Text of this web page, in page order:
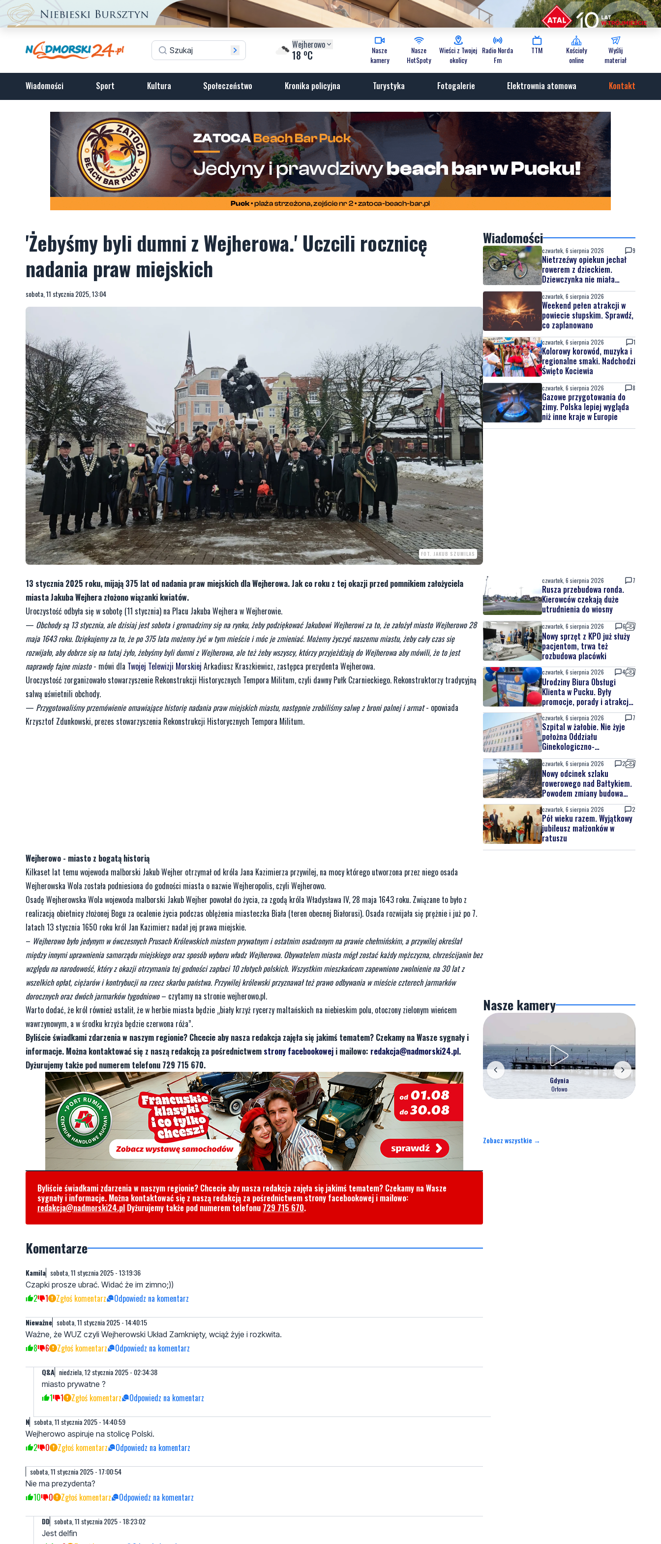
Wejherowo
18 oC
Nasze
kamery
Nasze
HotSpoty
Wieści z Twojej
okolicy
Radio Norda
Fm
TTM
Kościoły
online
Wyślij
materiał
Wiadomości Sport Kultura Społeczeństwo Kronika policyjna Turystyka Fotogalerie Elektrownia atomowa Kontakt
'Żebyśmy byli dumni z Wejherowa.' Uczcili rocznicę
nadania praw miejskich
sobota, 11 stycznia 2025, 13:04
FOT. JAKUB SZUMILAS
13 stycznia 2025 roku, mijają 375 lat od nadania praw miejskich dla Wejherowa. Jak co roku z tej okazji przed pomnikiem założyciela
miasta Jakuba Wejhera złożono wiązanki kwiatów.
Uroczystość odbyła się w sobotę (11 stycznia) na Placu Jakuba Wejhera w Wejherowie.
— Obchody są 13 stycznia, ale dzisiaj jest sobota i gromadzimy się na rynku, żeby podziękować Jakubowi Wejherowi za to, że założył miasto Wejherowo 28
maja 1643 roku. Dziękujemy za to, że po 375 lata możemy żyć w tym mieście i móc je zmieniać. Możemy życzyć naszemu miastu, żeby cały czas się
rozwijało, aby dobrze się na tutaj żyło, żebyśmy byli dumni z Wejherowa, ale też żeby wszyscy, którzy przyjeżdżają do Wejherowa aby mówili, że to jest
naprawdę fajne miasto- mówi dla Twojej Telewizji Morskiej Arkadiusz Kraszkiewicz, zastępca prezydenta Wejherowa.
Uroczystość zorganizowało stowarzyszenie Rekonstrukcji Historycznych Tempora Militum, czyli dawny Pułk Czarnieckiego. Rekonstruktorzy tradycyjną
salwą uświetnili obchody.
— Przygotowaliśmy przemówienie omawiające historię nadania praw miejskich miastu, następnie zrobiliśmy salwę z broni palnej i armat- opowiada
Krzysztof Zdunkowski, prezes stowarzyszenia Rekonstrukcji Historycznych Tempora Militum.
Wejherowo - miasto z bogatą historią
Kilkaset lat temu wojewoda malborski Jakub Wejher otrzymał od króla Jana Kazimierza przywilej, na mocy którego utworzona przez niego osada
Wejherowska Wola została podniesiona do godności miasta o nazwie Wejheropolis, czyli Wejherowo.
Osadę Wejherowska Wola wojewoda malborski Jakub Wejher powołał do życia, za zgodą króla Władysława IV, 28 maja 1643 roku. Związane to było z
realizacją obietnicy złożonej Bogu za ocalenie życia podczas oblężenia miasteczka Biała (teren obecnej Białorusi). Osada rozwijała się prężnie i już po 7.
latach 13 stycznia 1650 roku król Jan Kazimierz nadał jej prawa miejskie.
– Wejherowo było jedynym w ówczesnych Prusach Królewskich miastem prywatnym i ostatnim osadzonym na prawie chełmińskim, a przywilej określał
między innymi uprawnienia samorządu miejskiego oraz sposób wyboru władz Wejherowa. Obywatelem miasta mógł zostać każdy mężczyzna, chrześcijanin bez
względu na narodowość, który z okazji otrzymania tej godności zapłaci 10 złotych polskich. Wszystkim mieszkańcom zapewniono zwolnienie na 30 lat z
wszelkich opłat, ciężarów i kontrybucji na rzecz skarbu państwa. Przywilej królewski przyznawał też prawo odbywania w mieście czterech jarmarków
dorocznych oraz dwóch jarmarków tygodniowo– czytamy na stronie wejherowo.pl.
Warto dodać, że król również ustalił, że w herbie miasta będzie „biały krzyż rycerzy maltańskich na niebieskim polu, otoczony zielonym wieńcem
wawrzynowym, a w środku krzyża będzie czerwona róża”.
Byliście świadkami zdarzenia w naszym regionie? Chcecie aby nasza redakcja zajęła się jakimś tematem? Czekamy na Wasze sygnały i
informacje. Można kontaktować się z naszą redakcją za pośrednictwem strony facebookowej i mailowo: redakcja@nadmorski24.pl.
Dyżurujemy także pod numerem telefonu 729 715 670.
Byliście świadkami zdarzenia w naszym regionie? Chcecie aby nasza redakcja zajęła się jakimś tematem? Czekamy na Wasze
sygnały i informacje. Można kontaktować się z naszą redakcją za pośrednictwem strony facebookowej i mailowo:
redakcja@nadmorski24.pl Dyżurujemy także pod numerem telefonu 729 715 670.
Komentarze
Kamila sobota, 11 stycznia 2025 - 13:19:36
Czapki prosze ubrać. Widać że im zimno;))
2 1 Zgłoś komentarz Odpowiedz na komentarz
Nieważne sobota, 11 stycznia 2025 - 14:40:15
Ważne, że WUZ czyli Wejherowski Układ Zamknięty, wciąż żyje i rozkwita.
8 6 Zgłoś komentarz Odpowiedz na komentarz
Q&A niedziela, 12 stycznia 2025 - 02:34:38
miasto prywatne ?
1 1 Zgłoś komentarz Odpowiedz na komentarz
N sobota, 11 stycznia 2025 - 14:40:59
Wejherowo aspiruje na stolicę Polski.
2 0 Zgłoś komentarz Odpowiedz na komentarz
sobota, 11 stycznia 2025 - 17:00:54
Nie ma prezydenta?
10 0 Zgłoś komentarz Odpowiedz na komentarz
DD sobota, 11 stycznia 2025 - 18:23:02
Jest delfin
Wiadomości
czwartek, 6 sierpnia 2026 9
Nietrzeźwy opiekun jechał
rowerem z dzieckiem.
Dziewczynka nie miała
kasku
czwartek, 6 sierpnia 2026
Weekend pełen atrakcji w
powiecie słupskim. Sprawdź,
co zaplanowano
czwartek, 6 sierpnia 2026 1
Kolorowy korowód, muzyka i
regionalne smaki. Nadchodzi
Święto Kociewia
czwartek, 6 sierpnia 2026 8
Gazowe przygotowania do
zimy. Polska lepiej wygląda
niż inne kraje w Europie
czwartek, 6 sierpnia 2026 7
Rusza przebudowa ronda.
Kierowców czekają duże
utrudnienia do wiosny
czwartek, 6 sierpnia 2026 6
Nowy sprzęt z KPO już służy
pacjentom, trwa też
rozbudowa placówki
czwartek, 6 sierpnia 2026 4
Urodziny Biura Obsługi
Klienta w Pucku. Były
promocje, porady i atrakcje
dla najmłodszych
czwartek, 6 sierpnia 2026 7
Szpital w żałobie. Nie żyje
położna Oddziału
Ginekologiczno-
Położniczego
czwartek, 6 sierpnia 2026 2
Nowy odcinek szlaku
rowerowego nad Bałtykiem.
Powodem zmiany budowa
elektrowni jądrowej
czwartek, 6 sierpnia 2026 2
Pół wieku razem. Wyjątkowy
jubileusz małżonków w
ratuszu
Nasze kamery
Gdynia
Orłowo
Zobacz wszystkie →